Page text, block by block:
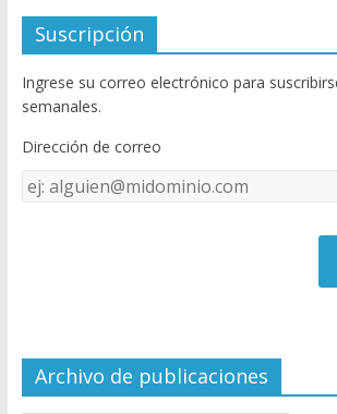
e
b
o
o
k
itt
er
u
T
u
e
C
el
Suscripción
Ingrese su correo electrónico para
semanales.
Dirección de correo
Dirección
de
Archivo de publicaciones